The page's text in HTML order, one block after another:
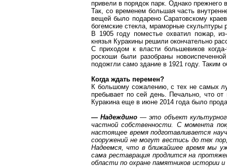
привели в порядок парк. Однако прежнего
Так, со временем большая часть
вещей было подарено Саратовскому
богемские стекла, мраморные скульптуры
В 1905 году поместье охватил пожар,
князья Куракины решили окончательно
С приходом к власти большевиков
роскоши были разобраны
подожгли само здание в 1921 году. Таким
Когда ждать перемен?
К большому сожалению, с тех не самых
пребывает по сей день. Печально, что от
Куракина еще в июне 2014 года было
— Надеждино — это объект
частной собственности. С момента
настоящее время подготавливается
сооружений не могут вестись до тех
Надеемся, что в ближайшее время мы
сама реставрация продлится на
области по охране памятников истории